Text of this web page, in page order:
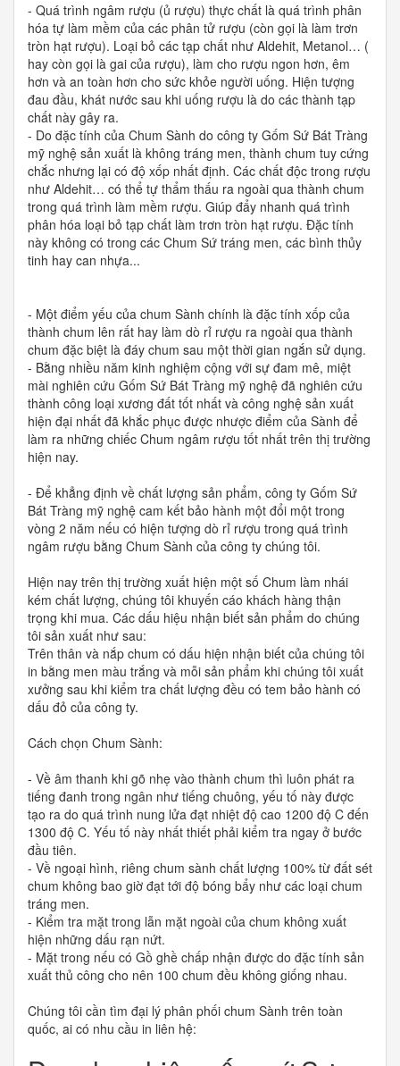
- Quá trình ngâm rượu (ủ rượu) thực chất là quá trình phân
hóa tự làm mềm của các phân tử rượu (còn gọi là làm trơn
tròn hạt rượu). Loại bỏ các tạp chất như Aldehit, Metanol… (
hay còn gọi là gai của rượu), làm cho rượu ngon hơn, êm
hơn và an toàn hơn cho sức khỏe người uống. Hiện tượng
đau đầu, khát nước sau khi uống rượu là do các thành tạp
chất này gây ra.
- Do đặc tính của Chum Sành do công ty Gốm Sứ Bát Tràng
mỹ nghệ sản xuất là không tráng men, thành chum tuy cứng
chắc nhưng lại có độ xốp nhất định. Các chất độc trong rượu
như Aldehit… có thể tự thẩm thấu ra ngoài qua thành chum
trong quá trình làm mềm rượu. Giúp đẩy nhanh quá trình
phân hóa loại bỏ tạp chất làm trơn tròn hạt rượu. Đặc tính
này không có trong các Chum Sứ tráng men, các bình thủy
tinh hay can nhựa...
- Một điểm yếu của chum Sành chính là đặc tính xốp của
thành chum lên rất hay làm dò rỉ rượu ra ngoài qua thành
chum đặc biệt là đáy chum sau một thời gian ngắn sử dụng.
- Bằng nhiều năm kinh nghiệm cộng với sự đam mê, miệt
mài nghiên cứu Gốm Sứ Bát Tràng mỹ nghệ đã nghiên cứu
thành công loại xương đất tốt nhất và công nghệ sản xuất
hiện đại nhất đã khắc phục được nhược điểm của Sành để
làm ra những chiếc Chum ngâm rượu tốt nhất trên thị trường
hiện nay.
- Để khẳng định về chất lượng sản phẩm, công ty Gốm Sứ
Bát Tràng mỹ nghệ cam kết bảo hành một đổi một trong
vòng 2 năm nếu có hiện tượng dò rỉ rượu trong quá trình
ngâm rượu bằng Chum Sành của công ty chúng tôi.
Hiện nay trên thị trường xuất hiện một số Chum làm nhái
kém chất lượng, chúng tôi khuyến cáo khách hàng thận
trọng khi mua. Các dấu hiệu nhận biết sản phẩm do chúng
tôi sản xuất như sau:
Trên thân và nắp chum có dấu hiện nhận biết của chúng tôi
in bằng men màu trắng và mỗi sản phẩm khi chúng tôi xuất
xưởng sau khi kiểm tra chất lượng đều có tem bảo hành có
dấu đỏ của công ty.
Cách chọn Chum Sành:
- Về âm thanh khi gõ nhẹ vào thành chum thì luôn phát ra
tiếng đanh trong ngân như tiếng chuông, yếu tố này được
tạo ra do quá trình nung lửa đạt nhiệt độ cao 1200 độ C đến
1300 độ C. Yếu tố này nhất thiết phải kiểm tra ngay ở bước
đầu tiên.
- Về ngoại hình, riêng chum sành chất lượng 100% từ đất sét
chum không bao giờ đạt tới độ bóng bẩy như các loại chum
tráng men.
- Kiểm tra mặt trong lẫn mặt ngoài của chum không xuất
hiện những dấu rạn nứt.
- Mặt trong nếu có Gồ ghề chấp nhận được do đặc tính sản
xuất thủ công cho nên 100 chum đều không giống nhau.
Chúng tôi cần tìm đại lý phân phối chum Sành trên toàn
quốc, ai có nhu cầu in liên hệ: